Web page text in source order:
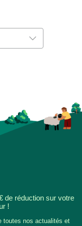
de réduction sur votre
!
toutes nos actualités et